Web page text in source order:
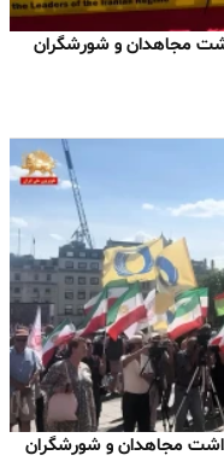
مجاهدان و شورشگران
مجاهدان و شورشگران